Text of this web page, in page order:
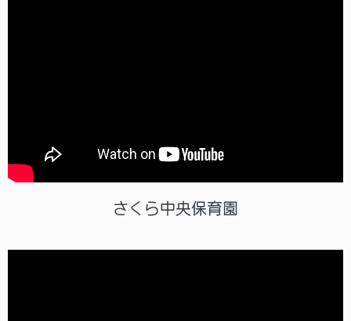
さくら中央保育園